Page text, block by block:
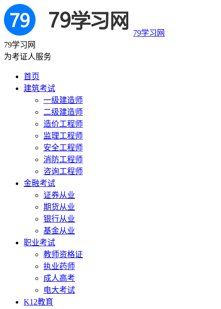
79学习网
79学习网
为考证人服务
首页
建筑考试
一级建造师
二级建造师
造价工程师
监理工程师
安全工程师
消防工程师
咨询工程师
金融考试
证券从业
期货从业
银行从业
基金从业
职业考试
教师资格证
执业药师
成人高考
电大考试
K12教育